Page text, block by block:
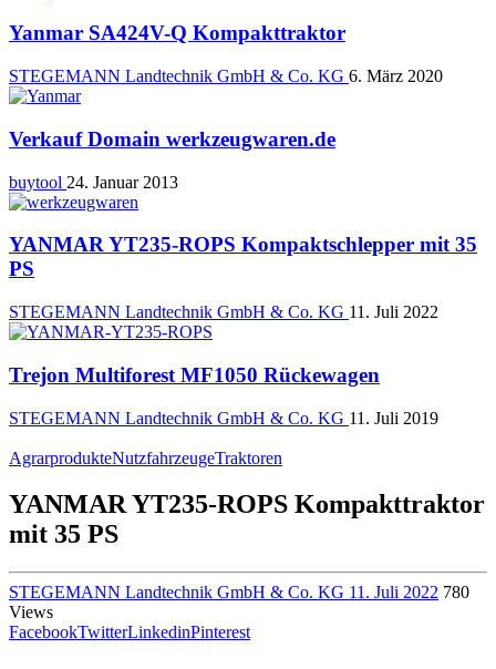
Yanmar SA424V-Q Kompakttraktor
STEGEMANN Landtechnik GmbH & Co. KG 6. März 2020
Verkauf Domain werkzeugwaren.de
buytool 24. Januar 2013
YANMAR YT235-ROPS Kompaktschlepper mit 35
PS
STEGEMANN Landtechnik GmbH & Co. KG 11. Juli 2022
Trejon Multiforest MF1050 Rückewagen
STEGEMANN Landtechnik GmbH & Co. KG 11. Juli 2019
AgrarprodukteNutzfahrzeugeTraktoren
YANMAR YT235-ROPS Kompakttraktor
mit 35 PS
STEGEMANN Landtechnik GmbH & Co. KG 11. Juli 2022 780
Views
FacebookTwitterLinkedinPinterest